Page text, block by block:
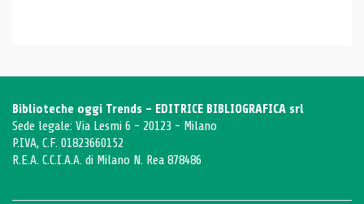
Biblioteche oggi Trends - EDITRICE BIBLIOGRAFICA srl
Sede legale: Via Lesmi 6 - 20123 - Milano
P.IVA, C.F. 01823660152
R.E.A. C.C.I.A.A. di Milano N. Rea 878486